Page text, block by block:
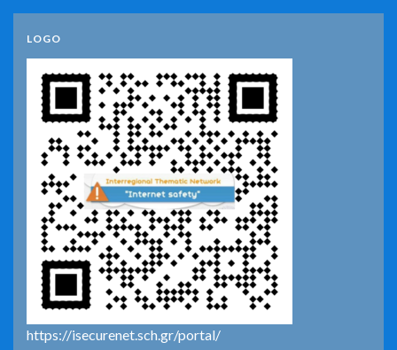
LOGO
https://isecurenet.sch.gr/portal/